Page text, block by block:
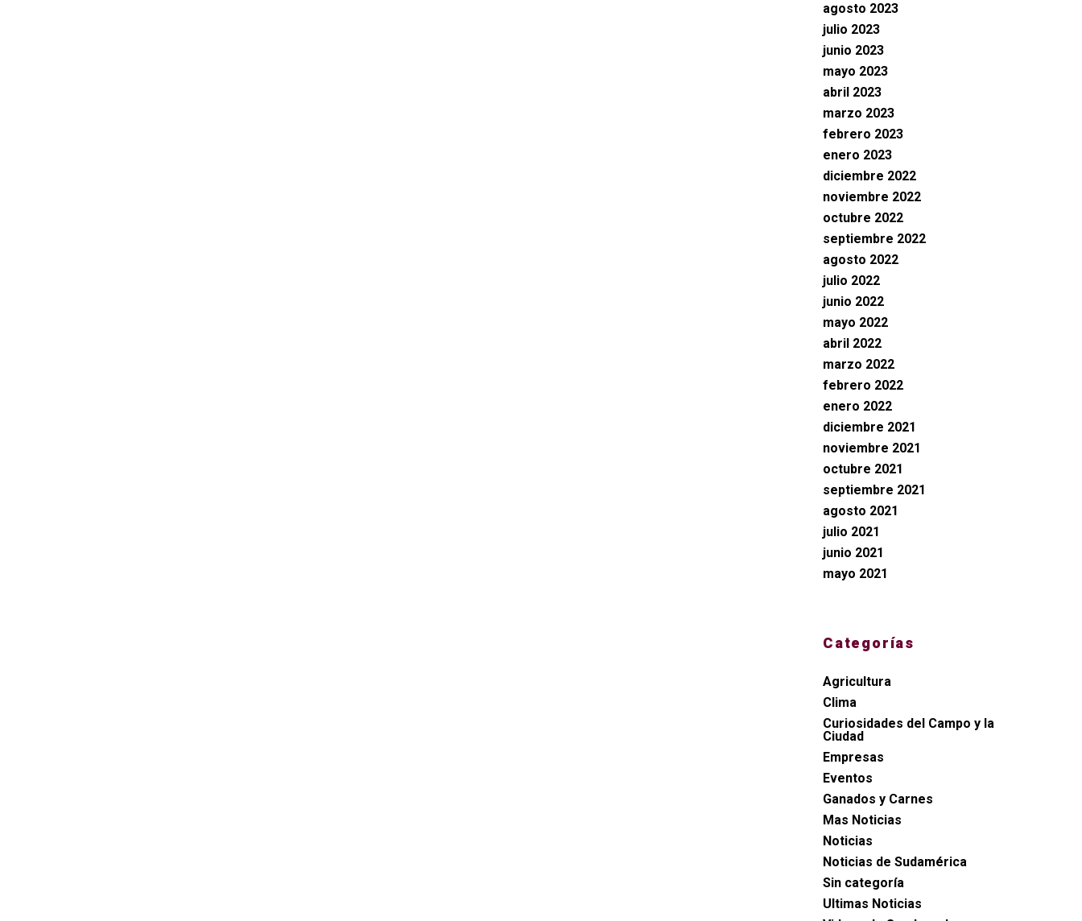
agosto 2023
julio 2023
junio 2023
mayo 2023
abril 2023
marzo 2023
febrero 2023
enero 2023
diciembre 2022
noviembre 2022
octubre 2022
septiembre 2022
agosto 2022
julio 2022
junio 2022
mayo 2022
abril 2022
marzo 2022
febrero 2022
enero 2022
diciembre 2021
noviembre 2021
octubre 2021
septiembre 2021
agosto 2021
julio 2021
junio 2021
mayo 2021
Categorías
Agricultura
Clima
Curiosidades del Campo y la
Ciudad
Empresas
Eventos
Ganados y Carnes
Mas Noticias
Noticias
Noticias de Sudamérica
Sin categoría
Ultimas Noticias